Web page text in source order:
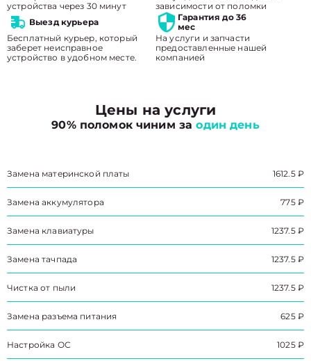
устройства через 30 минут
зависимости от поломки
Выезд курьера
Бесплатный курьер, который
заберет неисправное
устройство в удобном месте.
Гарантия до 36
мес
На услуги и запчасти
предоставленные нашей
компанией
Цены на услуги
90% поломок чиним заодин день
Замена материнской платы 1612.5 ₽
Замена аккумулятора 775 ₽
Замена клавиатуры 1237.5 ₽
Замена тачпада 1237.5 ₽
Чистка от пыли 1237.5 ₽
Замена разъема питания 625 ₽
Настройка ОС 1025 ₽